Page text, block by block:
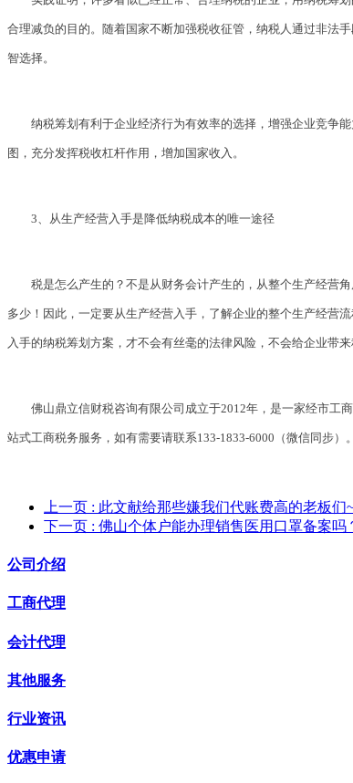
合理减负的目的。随着国家不断加强税收征管，纳税人通过非法
智选择。
纳税筹划有利于企业经济行为有效率的选择，增强企业竞争
图，充分发挥税收杠杆作用，增加国家收入。
3、从生产经营入手是降低纳税成本的唯一途径
税是怎么产生的？不是从财务会计产生的，从整个生产经营
多少！因此，一定要从生产经营入手，了解企业的整个生产经营
入手的纳税筹划方案，才不会有丝毫的法律风险，不会给企业带来
佛山鼎立信财税咨询有限公司成立于2012年，是一家经市工
站式工商税务服务，如有需要请联系133-1833-6000（微信同步）。
上一页 : 此文献给那些嫌我们代账费高的老板们
下一页 : 佛山个体户能办理销售医用口罩备案吗
公司介绍
工商代理
会计代理
其他服务
行业资讯
优惠申请